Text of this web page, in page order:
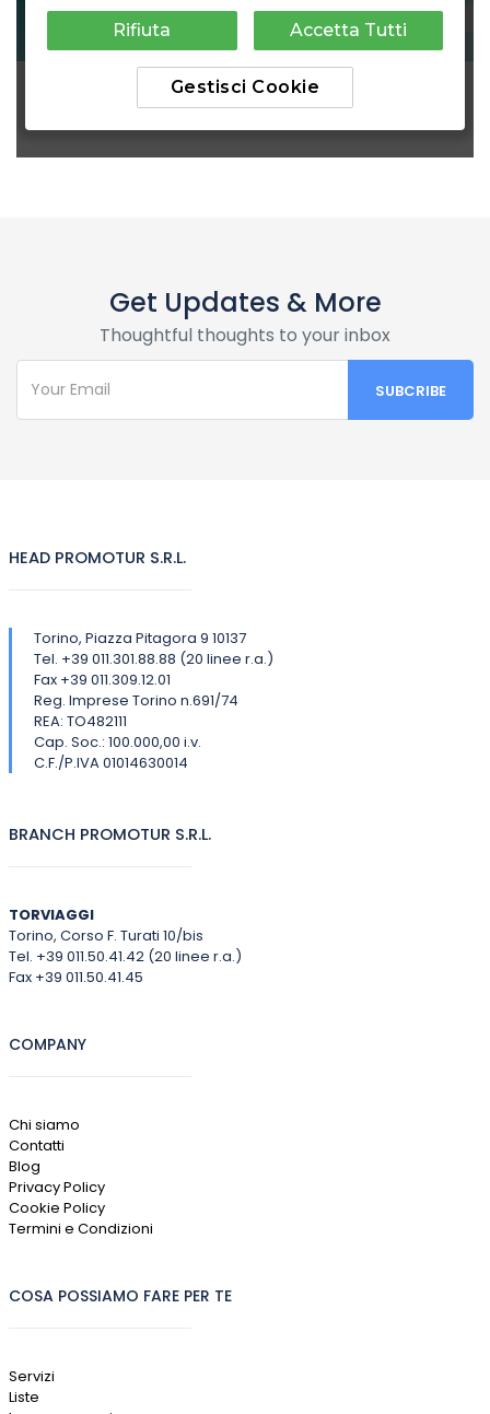
Get Updates & More
Thoughtful thoughts to your inbox
HEAD PROMOTUR S.R.L.
Torino, Piazza Pitagora 9 10137
Tel. +39 011.301.88.88 (20 linee r.a.)
Fax +39 011.309.12.01
Reg. Imprese Torino n.691/74
REA: TO482111
Cap. Soc.: 100.000,00 i.v.
C.F./P.IVA 01014630014
BRANCH PROMOTUR S.R.L.
TORVIAGGI
Torino, Corso F. Turati 10/bis
Tel. +39 011.50.41.42 (20 linee r.a.)
Fax +39 011.50.41.45
COMPANY
Chi siamo
Contatti
Blog
Privacy Policy
Cookie Policy
Termini e Condizioni
COSA POSSIAMO FARE PER TE
Servizi
Liste